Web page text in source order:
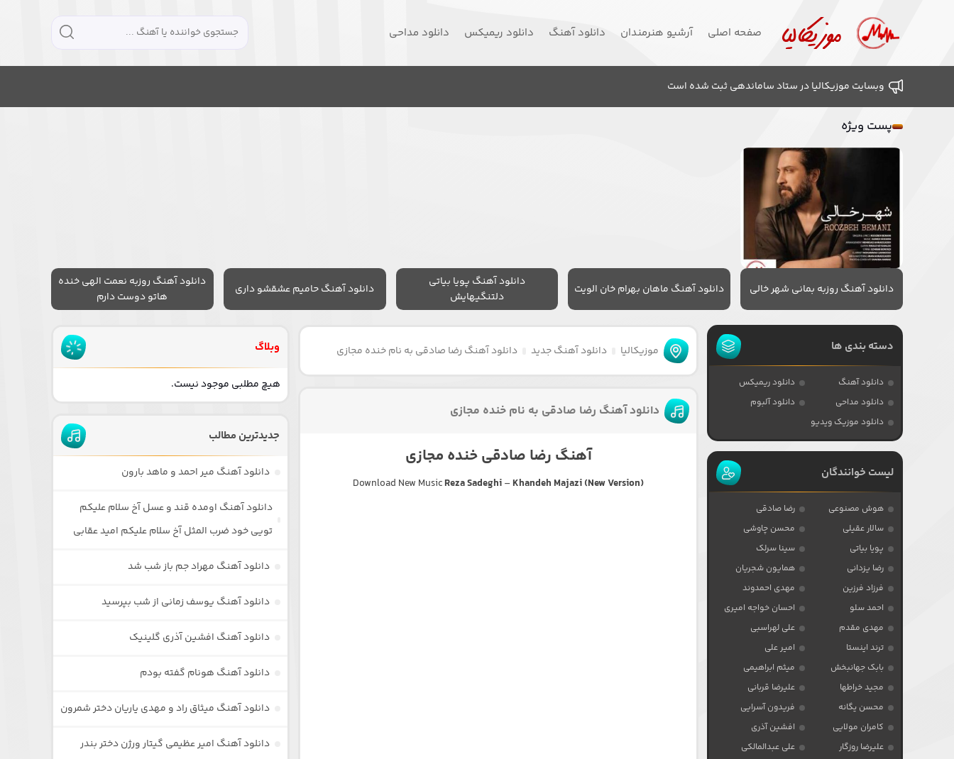
صفحه اصلی آرشیو هنرمندان دانلود آهنگ دانلود ریمیکس دانلود مداحی
وبسایت موزیکالیا در ستاد ساماندهی ثبت شده است
پست ویژه
دانلود آهنگ روزبه بمانی شهر خالی دانلود آهنگ ماهان بهرام خان الویت
دانلود آهنگ پویا بیاتی
دلتنگیهایش
دانلود آهنگ حامیم عشقشو داری
دانلود آهنگ روزبه نعمت الهی خنده
هاتو دوست دارم
موزیکالیا دانلود آهنگ جدید دانلود آهنگ رضا صادقی به نام خنده مجازی
دانلود آهنگ رضا صادقی به نام خنده مجازی
آهنگ رضا صادقی خنده مجازی
Download New MusicReza Sadeghi– Khandeh Majazi (New Version)
دسته بندی ها
دانلود آهنگ
دانلود ریمیکس
دانلود مداحی
دانلود آلبوم
دانلود موزیک ویدیو
لیست خوانندگان
هوش مصنوعی
رضا صادقی
سالار عقیلی
محسن چاوشی
پویا بیاتی
سینا سرلک
رضا یزدانی
همایون شجریان
فرزاد فرزین
مهدی احمدوند
احمد سلو
احسان خواجه امیری
مهدی مقدم
علی لهراسبی
ترند اینستا
امیر علی
بابک جهانبخش
میثم ابراهیمی
مجید خراطها
علیرضا قربانی
محسن یگانه
فریدون آسرایی
کامران مولایی
افشین آذری
علیرضا روزگار
علی عبدالمالکی
وبلاگ
هیچ مطلبی موجود نیست.
جدیدترین مطالب
دانلود آهنگ میر احمد و ماهد بارون
دانلود آهنگ اومده قند و عسل آخ سلام علیکم
تویی خود ضرب المثل آخ سلام علیکم امید عقابی
دانلود آهنگ مهراد جم باز شب شد
دانلود آهنگ یوسف زمانی از شب بپرسید
دانلود آهنگ افشین آذری گلینیک
دانلود آهنگ هونام گفته بودم
دانلود آهنگ میثاق راد و مهدی یاریان دختر شمرون
دانلود آهنگ امیر عظیمی گیتار ورژن دختر بندر